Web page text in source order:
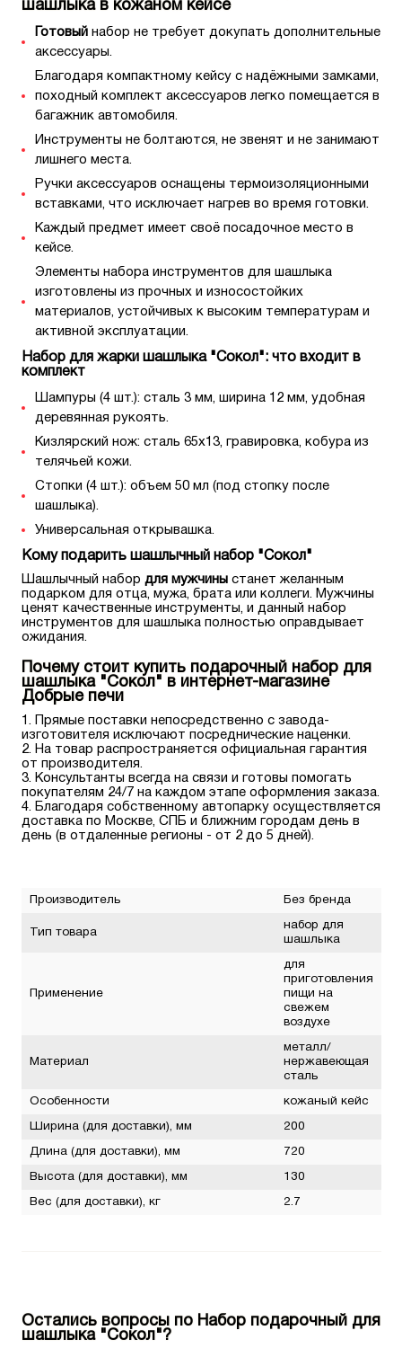
шашлыка в кожаном кейсе
Готовый набор не требует докупать дополнительные
аксессуары.
Благодаря компактному кейсу с надёжными замками,
походный комплект аксессуаров легко помещается в
багажник автомобиля.
Инструменты не болтаются, не звенят и не занимают
лишнего места.
Ручки аксессуаров оснащены термоизоляционными
вставками, что исключает нагрев во время готовки.
Каждый предмет имеет своё посадочное место в
кейсе.
Элементы набора инструментов для шашлыка
изготовлены из прочных и износостойких
материалов, устойчивых к высоким температурам и
активной эксплуатации.
Набор для жарки шашлыка "Сокол": что входит в
комплект
Шампуры (4 шт.): сталь 3 мм, ширина 12 мм, удобная
деревянная рукоять.
Кизлярский нож: сталь 65х13, гравировка, кобура из
телячьей кожи.
Стопки (4 шт.): объем 50 мл (под стопку после
шашлыка).
Универсальная открывашка.
Кому подарить шашлычный набор "Сокол"
Шашлычный набор для мужчины станет желанным
подарком для отца, мужа, брата или коллеги. Мужчины
ценят качественные инструменты, и данный набор
инструментов для шашлыка полностью оправдывает
ожидания.
Почему стоит купить подарочный набор для
шашлыка "Сокол" в интернет-магазине
Добрые печи
Прямые поставки непосредственно с завода-
изготовителя исключают посреднические наценки.
На товар распространяется официальная гарантия
от производителя.
Консультанты всегда на связи и готовы помогать
покупателям 24/7 на каждом этапе оформления заказа.
Благодаря собственному автопарку осуществляется
доставка по Москве, СПБ и ближним городам день в
день (в отдаленные регионы - от 2 до 5 дней).
Производитель Без бренда
Тип товара
набор для
шашлыка
Применение
для
приготовления
пищи на
свежем
воздухе
Материал
металл/
нержавеющая
сталь
Особенности кожаный кейс
Ширина (для доставки), мм 200
Длина (для доставки), мм 720
Высота (для доставки), мм 130
Вес (для доставки), кг 2.7
Остались вопросы по Набор подарочный для
шашлыка "Сокол"?